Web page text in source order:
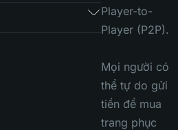
Player-to-
Player (P2P).
Mọi người có
thể tự do gửi
tiền để mua
trang phục